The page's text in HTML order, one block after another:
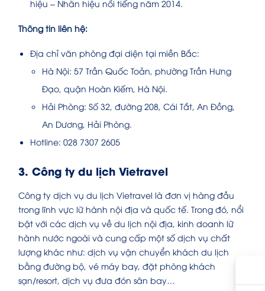
hiệu – Nhãn hiệu nổi tiếng năm 2014.
Thông tin liên hệ:
Địa chỉ văn phòng đại diện tại miền Bắc:
Hà Nội: 57 Trần Quốc Toản, phường Trần Hưng
Đạo, quận Hoàn Kiếm, Hà Nội.
Hải Phòng: Số 32, đường 208, Cái Tắt, An Đồng,
An Dương, Hải Phòng.
Hotline: 028 7307 2605
3. Công ty du lịch Vietravel
Công ty dịch vụ du lịch Vietravel là đơn vị hàng đầu
trong lĩnh vực lữ hành nội địa và quốc tế. Trong đó, nổi
bật với các dịch vụ về du lịch nội địa, kinh doanh lữ
hành nước ngoài và cung cấp một số dịch vụ chất
lượng khác như: dịch vụ vận chuyển khách du lịch
bằng đường bộ, vé máy bay, đặt phòng khách
sạn/resort, dịch vụ đưa đón sân bay…